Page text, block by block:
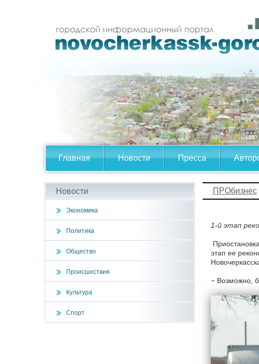
Главная Новости Пресса
Новости
Экономика
Политика
Общество
Происшествия
Культура
Спорт
ПРОбизнес|
1-й этап
этап ее
− Возможно,